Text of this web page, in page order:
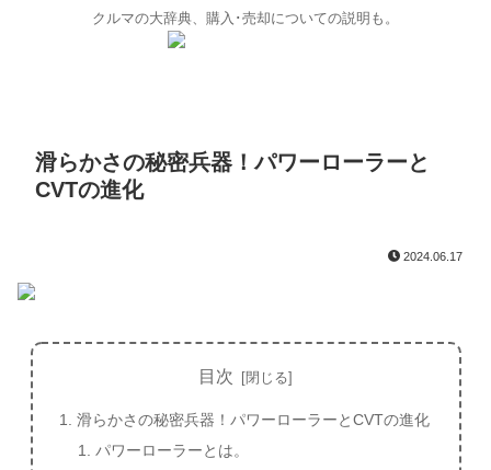
クルマの大辞典、購入･売却についての説明も。
滑らかさの秘密兵器！パワーローラーと
CVTの進化
2024.06.17
目次
滑らかさの秘密兵器！パワーローラーとCVTの進化
パワーローラーとは。